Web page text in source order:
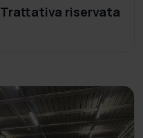
Trattativa riservata